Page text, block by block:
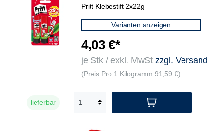
Pritt Klebestift 2x22g
Varianten anzeigen
4,03 €*
je Stk / exkl. MwStzzgl. Versand
(Preis Pro 1 Kilogramm 91,59 €)
lieferbar